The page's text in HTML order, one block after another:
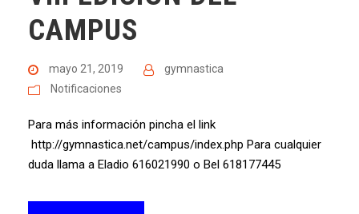
CAMPUS
mayo 21, 2019
gymnastica
Notificaciones
Para más información pincha el link
http://gymnastica.net/campus/index.php Para cualquier
duda llama a Eladio 616021990 o Bel 618177445